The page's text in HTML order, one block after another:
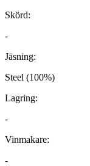
Skörd:
-
Jäsning:
Steel (100%)
Lagring:
-
Vinmakare:
-